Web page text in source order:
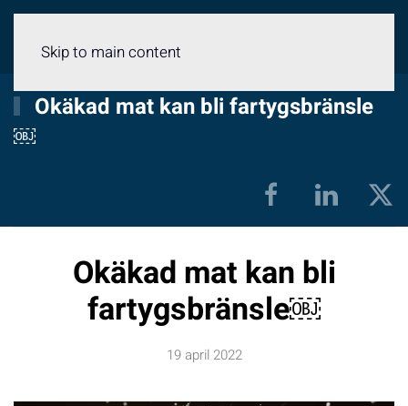
Skip to main content
Okäkad mat kan bli fartygsbränsle
￼
Okäkad mat kan bli
fartygsbränsle￼
19 april 2022